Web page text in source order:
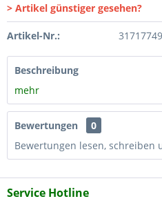
> Artikel günstiger gesehen?
Artikel-Nr.: 31717749
Beschreibung
mehr
Bewertungen
0
Bewertungen lesen, schreiben
Service Hotline